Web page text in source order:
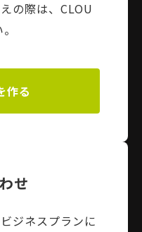
の際は、CLOU
作る
せ
ジネスプランに